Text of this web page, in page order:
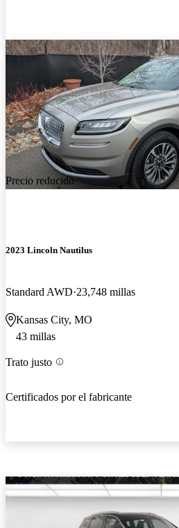
Precio reducido
2023 Lincoln Nautilus
Standard AWD 23,748 millas
Kansas City, MO
43 millas
Trato justo
Certificados por el fabricante